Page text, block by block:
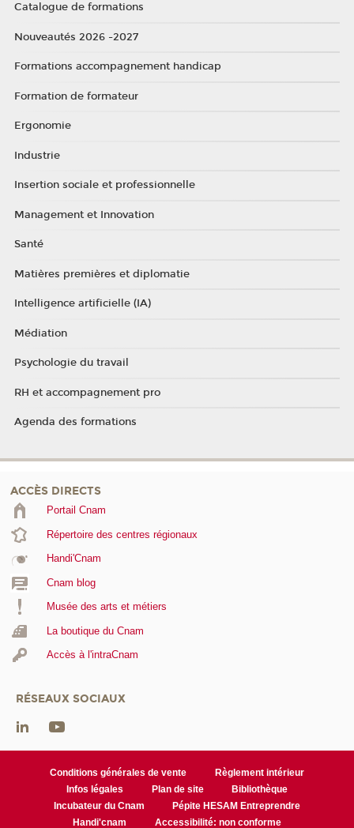
Catalogue de formations
Nouveautés 2026 -2027
Formations accompagnement handicap
Formation de formateur
Ergonomie
Industrie
Insertion sociale et professionnelle
Management et Innovation
Santé
Matières premières et diplomatie
Intelligence artificielle (IA)
Médiation
Psychologie du travail
RH et accompagnement pro
Agenda des formations
ACCÈS DIRECTS
Portail Cnam
Répertoire des centres régionaux
Handi'Cnam
Cnam blog
Musée des arts et métiers
La boutique du Cnam
Accès à l'intraCnam
RÉSEAUX SOCIAUX
Conditions générales de vente
Règlement intérieur
Infos légales
Plan de site
Bibliothèque
Incubateur du Cnam
Pépite HESAM Entreprendre
Handi'cnam
Accessibilité: non conforme